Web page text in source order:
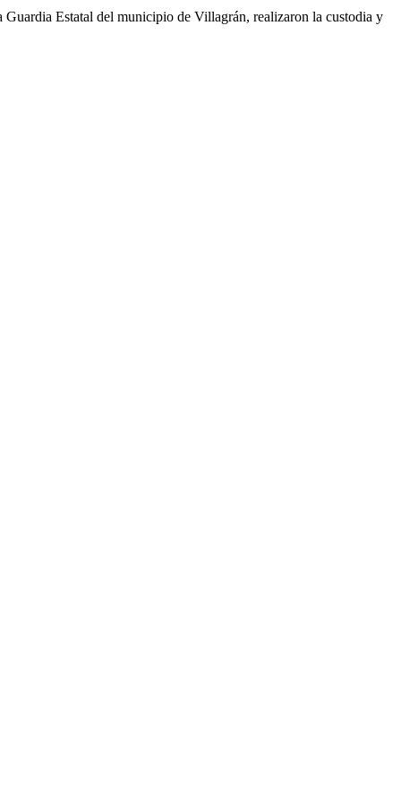
Estatal del municipio de Villagrán, realizaron la custodia y